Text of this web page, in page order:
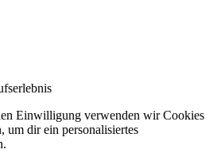
Einwilligung verwenden wir Cookies
um dir ein personalisiertes